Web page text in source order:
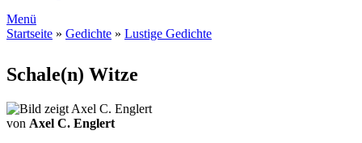
Menü
Startseite » Gedichte » Lustige Gedichte
Schale(n) Witze
von Axel C. Englert